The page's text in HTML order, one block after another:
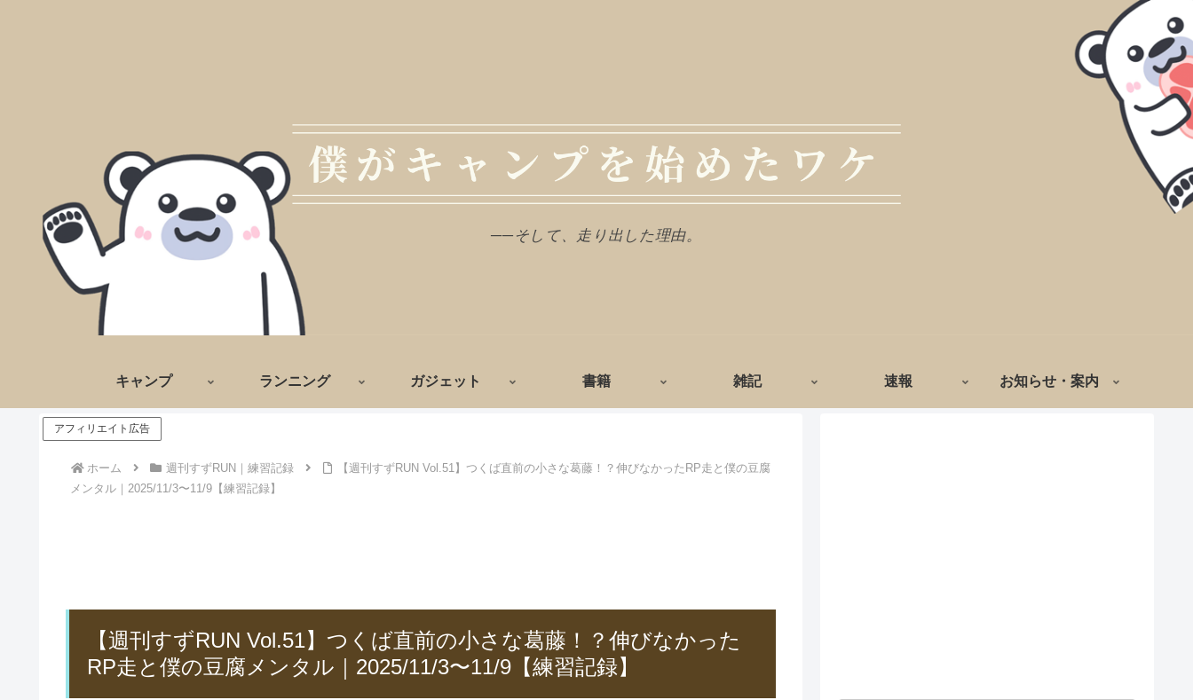
──そして、走り出した理由。
キャンプ ランニング ガジェット 書籍 雑記 速報 お知らせ・案内
アフィリエイト広告
ホーム 週刊すずRUN｜練習記録
【週刊すずRUN Vol.51】つくば直前の小さな葛藤！？伸びなかったRP走と僕の豆腐
メンタル｜2025/11/3〜11/9【練習記録】
【週刊すずRUN Vol.51】つくば直前の小さな葛藤！？伸びなかった
RP走と僕の豆腐メンタル｜2025/11/3〜11/9【練習記録】